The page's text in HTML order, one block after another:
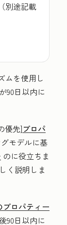
別途記載
ムを使用し
90日以内に
優先]プロパ
モデルに基
のに役立ちま
く説明しま
ロパティー
90日以内に